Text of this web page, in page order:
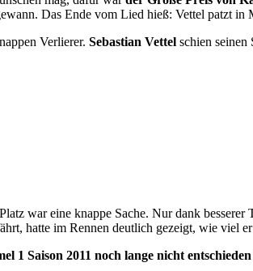
Das Ende vom Lied hieß: Vettel patzt in
Verlierer. Sebastian Vettel schien seinen
war eine knappe Sache. Nur dank
hatte im Rennen deutlich gezeigt, wie viel
1 Saison 2011 noch lange nicht